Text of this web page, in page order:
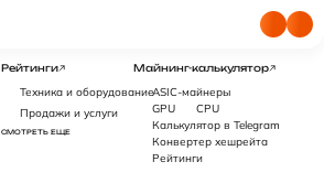
Рейтинги
Техника и оборудование
Продажи и услуги
СМОТРЕТЬ ЕЩЕ
Майнинг-калькулятор
ASIC-майнеры
GPU
CPU
Калькулятор в Telegram
Конвертер хешрейта
Рейтинги